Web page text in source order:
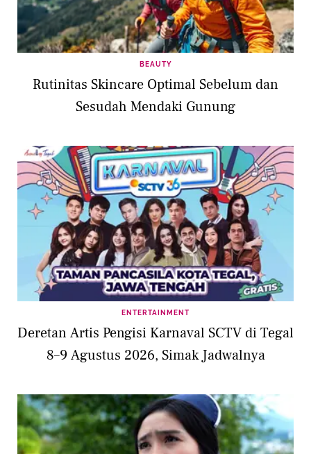
BEAUTY
Rutinitas Skincare Optimal Sebelum dan
Sesudah Mendaki Gunung
ENTERTAINMENT
Deretan Artis Pengisi Karnaval SCTV di Tegal
8–9 Agustus 2026, Simak Jadwalnya